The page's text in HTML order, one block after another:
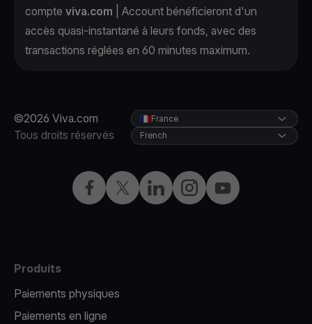
compte viva.com | Account bénéficieront d'un
accès quasi-instantané à leurs fonds, avec des
transactions réglées en 60 minutes maximum.
©2026 Viva.com
Tous droits réservés
Facebook
X LinkedInInstagramYouTube
France
French
Produits
Paiements physiques
Paiements en ligne